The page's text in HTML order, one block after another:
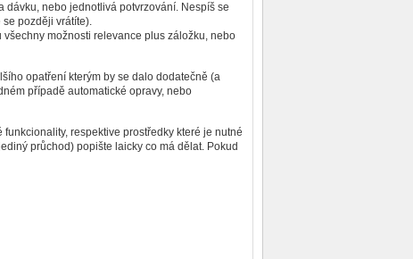
dávku, nebo jednotlivá potvrzování. Nespíš se
se později vrátíte).
možnosti relevance plus záložku, nebo
opatření kterým by se dalo dodatečně (a
případě automatické opravy, nebo
respektive prostředky které je nutné
průchod) popište laicky co má dělat. Pokud